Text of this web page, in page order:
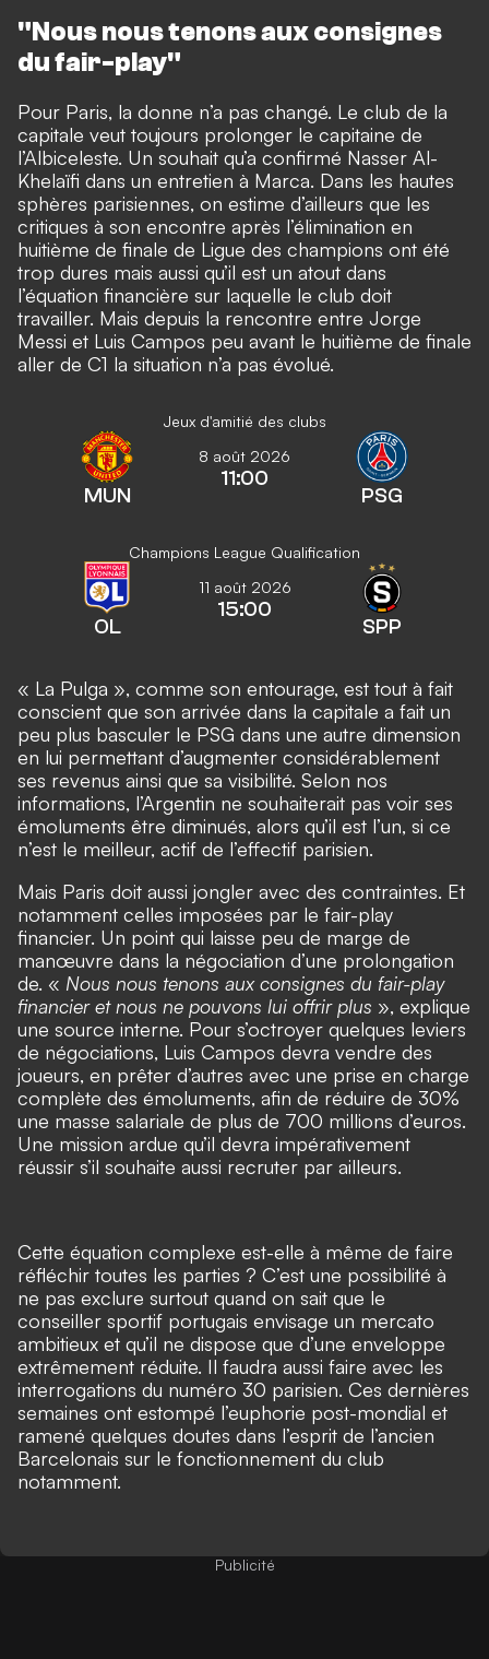
"Nous nous tenons aux consignes
du fair-play"
Pour Paris, la donne n’a pas changé. Le club de la
capitale veut toujours prolonger le capitaine de
l’Albiceleste. Un souhait qu’a confirmé Nasser Al-
Khelaïfi dans un entretien à Marca. Dans les hautes
sphères parisiennes, on estime d’ailleurs que les
critiques à son encontre après l’élimination en
huitième de finale de Ligue des champions ont été
trop dures mais aussi qu’il est un atout dans
l’équation financière sur laquelle le club doit
travailler. Mais depuis la rencontre entre Jorge
Messi et Luis Campos peu avant le huitième de finale
aller de C1 la situation n’a pas évolué.
Jeux d'amitié des clubs
MUN
8 août 2026
11:00
PSG
Champions League Qualification
OL
11 août 2026
15:00
SPP
« La Pulga », comme son entourage, est tout à fait
conscient que son arrivée dans la capitale a fait un
peu plus basculer le PSG dans une autre dimension
en lui permettant d’augmenter considérablement
ses revenus ainsi que sa visibilité. Selon nos
informations, l’Argentin ne souhaiterait pas voir ses
émoluments être diminués, alors qu’il est l’un, si ce
n’est le meilleur, actif de l’effectif parisien.
Mais Paris doit aussi jongler avec des contraintes. Et
notamment celles imposées par le fair-play
financier. Un point qui laisse peu de marge de
manœuvre dans la négociation d’une prolongation
de. « Nous nous tenons aux consignes du fair-play
financier et nous ne pouvons lui offrir plus », explique
une source interne. Pour s’octroyer quelques leviers
de négociations, Luis Campos devra vendre des
joueurs, en prêter d’autres avec une prise en charge
complète des émoluments, afin de réduire de 30%
une masse salariale de plus de 700 millions d’euros.
Une mission ardue qu’il devra impérativement
réussir s’il souhaite aussi recruter par ailleurs.
Cette équation complexe est-elle à même de faire
réfléchir toutes les parties ? C’est une possibilité à
ne pas exclure surtout quand on sait que le
conseiller sportif portugais envisage un mercato
ambitieux et qu’il ne dispose que d’une enveloppe
extrêmement réduite. Il faudra aussi faire avec les
interrogations du numéro 30 parisien. Ces dernières
semaines ont estompé l’euphorie post-mondial et
ramené quelques doutes dans l’esprit de l’ancien
Barcelonais sur le fonctionnement du club
notamment.
Publicité